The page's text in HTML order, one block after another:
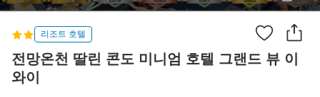
리조트 호텔
전망온천 딸린 콘도 미니엄 호텔 그랜드 뷰 이
와이